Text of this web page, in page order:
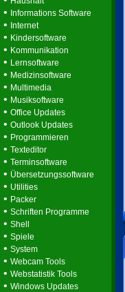
• Informations Software
• Internet
• Kindersoftware
• Kommunikation
• Lernsoftware
• Medizinsoftware
• Multimedia
• Musiksoftware
• Office Updates
• Outlook Updates
• Programmieren
• Texteditor
• Terminsoftware
• Übersetzungssoftware
• Utilities
• Packer
• Schriften Programme
• Shell
• Spiele
• System
• Webcam Tools
• Webstatistik Tools
• Windows Updates